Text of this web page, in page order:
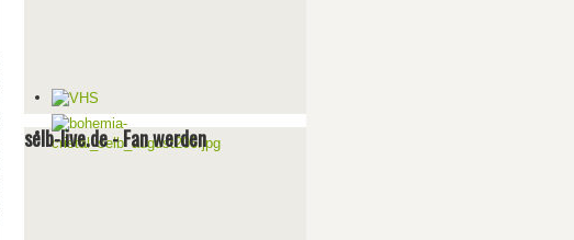
selb-live.de - Fan werden